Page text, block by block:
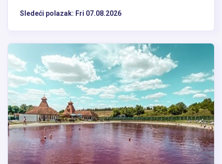
Sledeći polazak: Fri 07.08.2026